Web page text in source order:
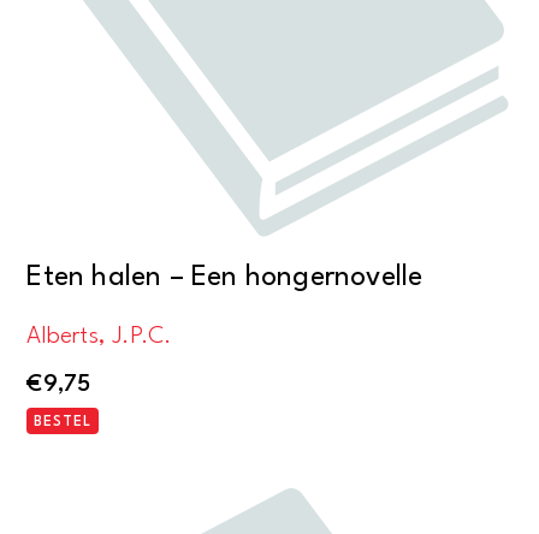
Eten halen – Een hongernovelle
Alberts, J.P.C.
€9,75
BESTEL